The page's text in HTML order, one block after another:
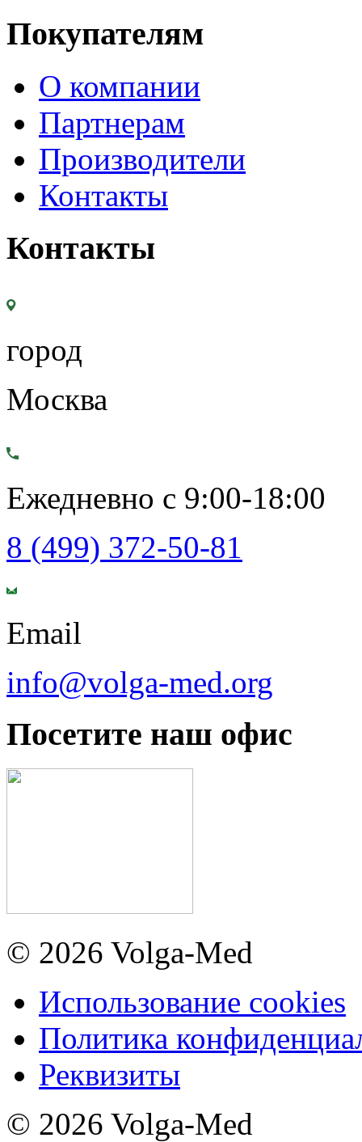
Покупателям
О компании
Партнерам
Производители
Контакты
Контакты
город
Москва
Ежедневно с 9:00-18:00
8 (499) 372-50-81
Email
info@volga-med.org
Посетите наш офис
© 2026 Volga-Med
Использование cookies
Политика
Реквизиты
© 2026 Volga-Med